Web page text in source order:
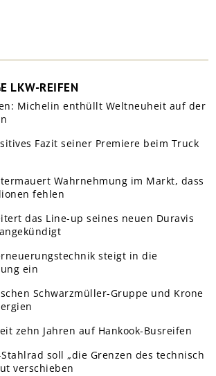
LKW-REIFEN
Michelin enthüllt Weltneuheit auf der
Fazit seiner Premiere beim Truck
Wahrnehmung im Markt, dass
fehlen
das Line-up seines neuen Duravis
steigt in die
ein
Schwarzmüller-Gruppe und Krone
zehn Jahren auf Hankook-Busreifen
soll „die Grenzen des technisch
verschieben